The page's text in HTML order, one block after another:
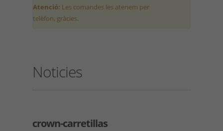
Atenció: Les comandes les atenem per
telèfon, gràcies.
Noticies
crown-carretillas